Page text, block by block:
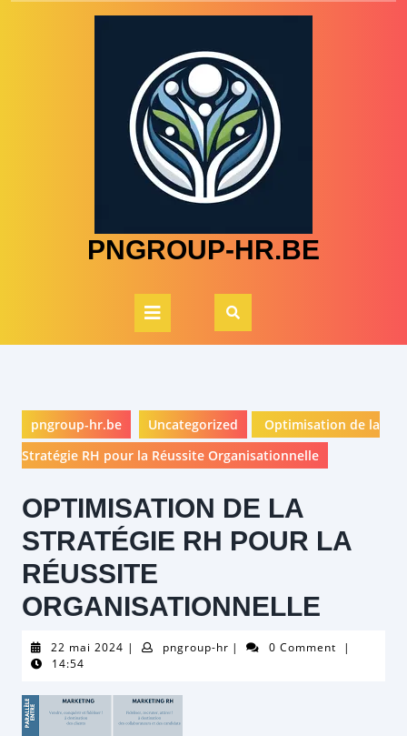
PNGROUP-HR.BE
Open
Button
pngroup-hr.be Uncategorized
Optimisation de la
Stratégie RH pour la Réussite Organisationnelle
OPTIMISATION DE LA
STRATÉGIE RH POUR LA
RÉUSSITE
ORGANISATIONNELLE
22 mai 2024 22| pngroup-hrpngroup-
| 0 Comment
|
14:54